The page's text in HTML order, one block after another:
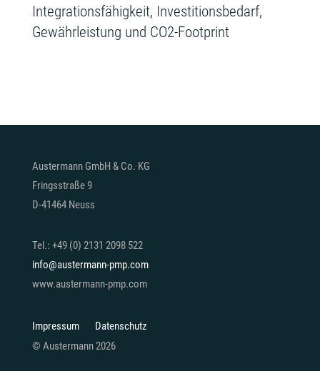
Integrationsfähigkeit, Investitionsbedarf,
Gewährleistung und CO2-Footprint
Austermann GmbH & Co. KG
Fringsstraße 9
D-41464 Neuss
Tel.: +49 (0) 2131 2098 522
info@austermann-pmp.com
www.austermann-pmp.com
Impressum
Datenschutz
© Austermann 2026